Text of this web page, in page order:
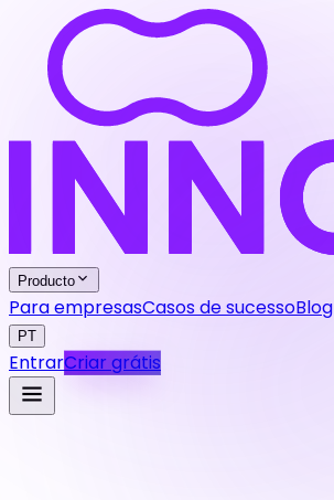
Producto
Para empresasCasos de sucessoBlog
PT
EntrarCriar grátis